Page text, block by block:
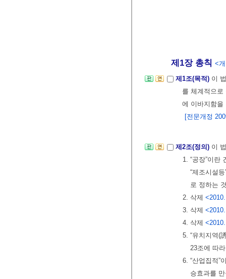
제1장 총칙 <
제1조(목적) 이
를 체계적으
에 이바지함을
[전문개정
제2조(정의) 이
1. “공장”이란
“제조시설
로 정하는
2. 삭제
3. 삭제
4. 삭제
5. “유치지역(
23조에 따
6. “산업집적”
승효과를